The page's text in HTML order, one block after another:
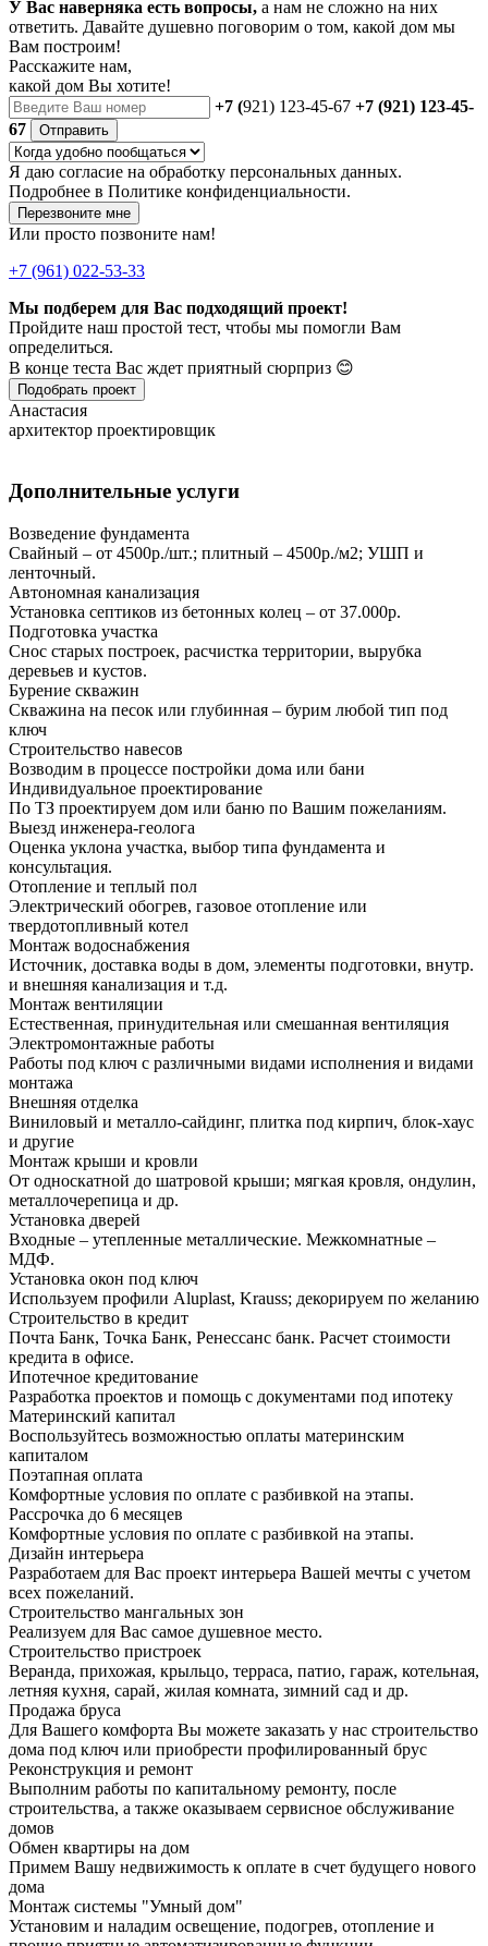
У Вас наверняка есть вопросы, а нам не сложно на них
ответить. Давайте душевно поговорим о том, какой дом мы
Вам построим!
Расскажите нам,
какой дом Вы хотите!
+7 (921) 123-45-67 +7 (921) 123-45-
67
Отправить
Я даю согласие на обработку персональных данных.
Подробнее в Политике конфиденциальности.
Перезвоните мне
Или просто позвоните нам!
+7 (961) 022-53-33
Мы подберем для Вас подходящий проект!
Пройдите наш простой тест, чтобы мы помогли Вам
определиться.
В конце теста Вас ждет приятный сюрприз 😊
Подобрать проект
Анастасия
архитектор проектировщик
Дополнительные услуги
Возведение фундамента
Свайный – от 4500р./шт.; плитный – 4500р./м2; УШП и
ленточный.
Автономная канализация
Установка септиков из бетонных колец – от 37.000р.
Подготовка участка
Снос старых построек, расчистка территории, вырубка
деревьев и кустов.
Бурение скважин
Скважина на песок или глубинная – бурим любой тип под
ключ
Строительство навесов
Возводим в процессе постройки дома или бани
Индивидуальное проектирование
По ТЗ проектируем дом или баню по Вашим пожеланиям.
Выезд инженера-геолога
Оценка уклона участка, выбор типа фундамента и
консультация.
Отопление и теплый пол
Электрический обогрев, газовое отопление или
твердотопливный котел
Монтаж водоснабжения
Источник, доставка воды в дом, элементы подготовки, внутр.
и внешняя канализация и т.д.
Монтаж вентиляции
Естественная, принудительная или смешанная вентиляция
Электромонтажные работы
Работы под ключ с различными видами исполнения и видами
монтажа
Внешняя отделка
Виниловый и металло-сайдинг, плитка под кирпич, блок-хаус
и другие
Монтаж крыши и кровли
От односкатной до шатровой крыши; мягкая кровля, ондулин,
металлочерепица и др.
Установка дверей
Входные – утепленные металлические. Межкомнатные –
МДФ.
Установка окон под ключ
Используем профили Aluplast, Krauss; декорируем по желанию
Строительство в кредит
Почта Банк, Точка Банк, Ренессанс банк. Расчет стоимости
кредита в офисе.
Ипотечное кредитование
Разработка проектов и помощь с документами под ипотеку
Материнский капитал
Воспользуйтесь возможностью оплаты материнским
капиталом
Поэтапная оплата
Комфортные условия по оплате с разбивкой на этапы.
Рассрочка до 6 месяцев
Комфортные условия по оплате с разбивкой на этапы.
Дизайн интерьера
Разработаем для Вас проект интерьера Вашей мечты с учетом
всех пожеланий.
Строительство мангальных зон
Реализуем для Вас самое душевное место.
Строительство пристроек
Веранда, прихожая, крыльцо, терраса, патио, гараж, котельная,
летняя кухня, сарай, жилая комната, зимний сад и др.
Продажа бруса
Для Вашего комфорта Вы можете заказать у нас строительство
дома под ключ или приобрести профилированный брус
Реконструкция и ремонт
Выполним работы по капитальному ремонту, после
строительства, а также оказываем сервисное обслуживание
домов
Обмен квартиры на дом
Примем Вашу недвижимость к оплате в счет будущего нового
дома
Монтаж системы "Умный дом"
Установим и наладим освещение, подогрев, отопление и